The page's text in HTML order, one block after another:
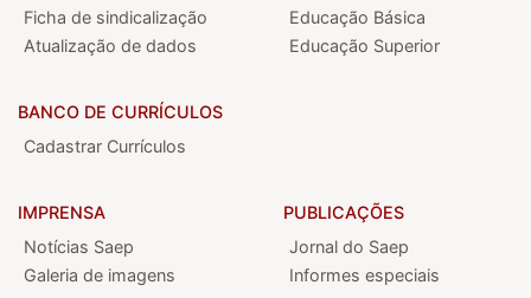
Ficha de sindicalização
Atualização de dados
BANCO DE CURRÍCULOS
Cadastrar Currículos
Educação Básica
Educação Superior
IMPRENSA
Notícias Saep
Galeria de imagens
PUBLICAÇÕES
Jornal do Saep
Informes especiais